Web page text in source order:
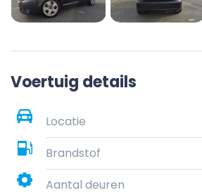
Voertuig details
Locatie
Brandstof
Aantal deuren